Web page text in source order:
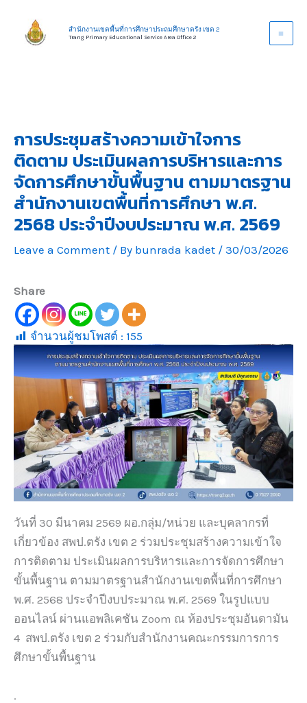
content
สำนักงานเขตพื้นที่การศึกษาประถมศึกษาตรัง เขต 2
Trang Primary Educational Service Area Office 2
การประชุมสร้างความเข้าใจการ
ติดตาม ประเมินผลการบริหารและการ
จัดการศึกษาขั้นพื้นฐาน ตามมาตรฐาน
สำนักงานเขตพื้นที่การศึกษา พ.ศ.
2568 ประจำปีงบประมาณ พ.ศ. 2569
Leave a Comment / By bunrada kadet / 30/03/2026
Share
จำนวนผู้ชมโพสต์ : 155
วันที่ 30 มีนาคม 2569 ผอ.กลุ่ม/หน่วย และบุคลากรที่
เกี่ยวข้อง สพป.ตรัง เขต 2 ร่วมประชุมสร้างความเข้าใจ
การติดตาม ประเมินผลการบริหารและการจัดการศึกษา
ขั้นพื้นฐาน ตามมาตรฐานสำนักงานเขตพื้นที่การศึกษา
พ.ศ. 2568 ประจำปีงบประมาณ พ.ศ. 2569 ในรูปแบบ
ออนไลน์ ผ่านแอพลิเคชัน Zoom ณ ห้องประชุมอันดามัน
4 สพป.ตรัง เขต 2 ร่วมกับสำนักงานคณะกรรมการการ
ศึกษาขั้นพื้นฐาน
.